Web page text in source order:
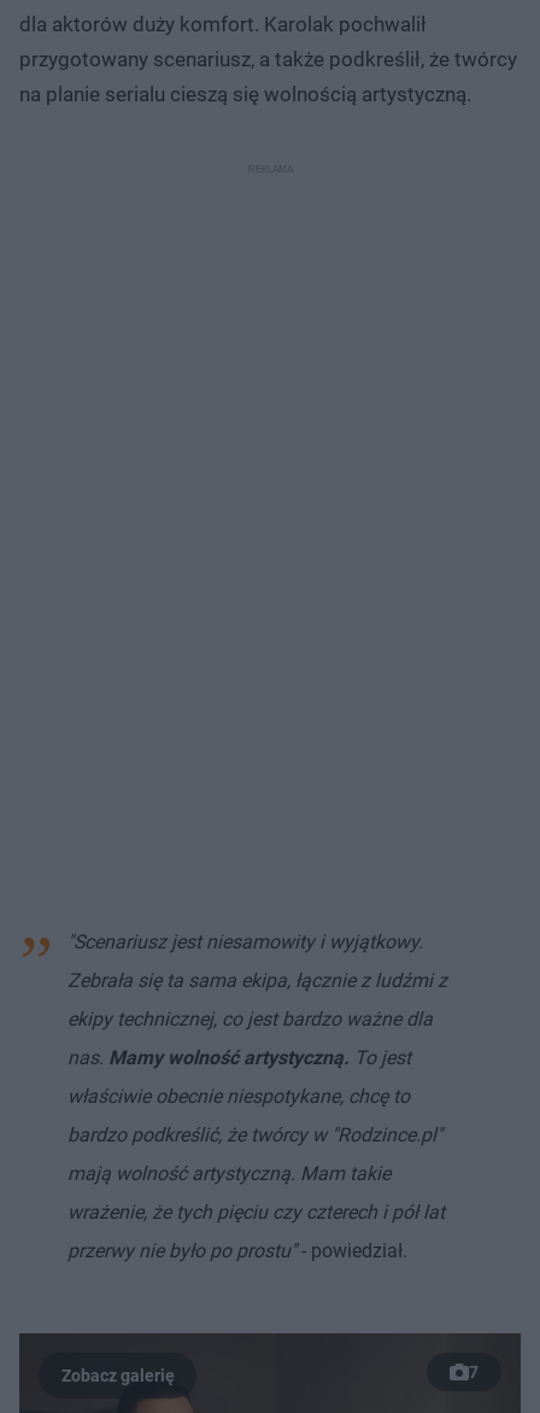
dla aktorów duży komfort. Karolak pochwalił
przygotowany scenariusz, a także podkreślił, że twórcy
na planie serialu cieszą się wolnością artystyczną.
"Scenariusz jest niesamowity i wyjątkowy.
Zebrała się ta sama ekipa, łącznie z ludźmi z
ekipy technicznej, co jest bardzo ważne dla
nas. Mamy wolność artystyczną. To jest
właściwie obecnie niespotykane, chcę to
bardzo podkreślić, że twórcy w "Rodzince.pl"
mają wolność artystyczną. Mam takie
wrażenie, że tych pięciu czy czterech i pół lat
przerwy nie było po prostu"- powiedział.
7